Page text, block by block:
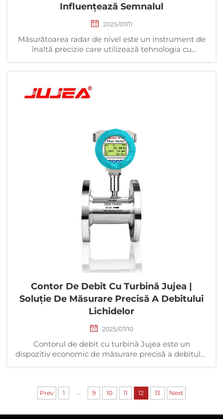
Influențează Semnalul
2025/07/11
Măsurătoarea radar de nivel este un instrument de
înaltă precizie care utilizează tehnologia cu
petrolieră, chimică, energetică, alimentară și alte
Contor De Debit Cu Turbină Jujea |
Soluție De Măsurare Precisă A Debitului
Lichidelor
2025/07/10
Contorul de debit cu turbină Jujea este un
dispozitiv economic de măsurare precisă a debitului
stabilității, eficienței economice și duratei lungi de
industrii precum petrochimic, alimentar și băuturi,
Prev 1 9 10 11 12 13 Next